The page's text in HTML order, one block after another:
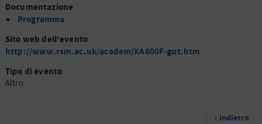
Documentazione
Programma
Sito web dell'evento
http://www.rsm.ac.uk/academ/XA600F-gut.htm
Tipo di evento
Altro
‹ indietro